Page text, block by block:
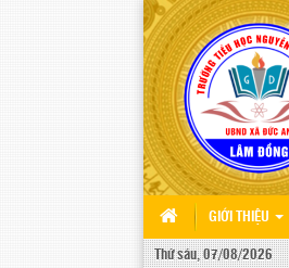
GIỚI THIỆU
Thứ sáu, 07/08/2026